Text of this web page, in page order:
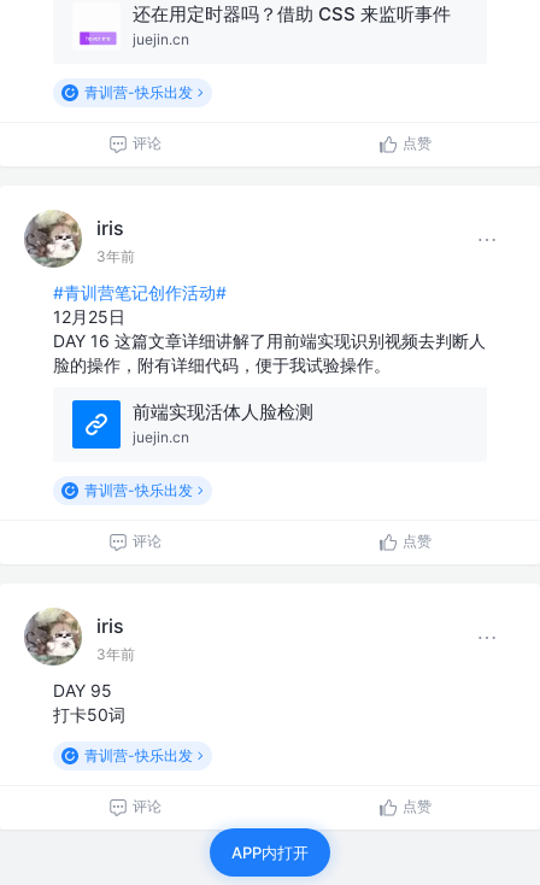
还在用定时器吗？借助 CSS 来监听事件
juejin.cn
青训营-快乐出发
评论 点赞
iris
3年前
#青训营笔记创作活动#
12月25日
DAY 16 这篇文章详细讲解了用前端实现识别视频去判断人
脸的操作，附有详细代码，便于我试验操作。
前端实现活体人脸检测
juejin.cn
青训营-快乐出发
评论 点赞
iris
3年前
DAY 95
打卡50词
青训营-快乐出发
评论 点赞
APP内打开